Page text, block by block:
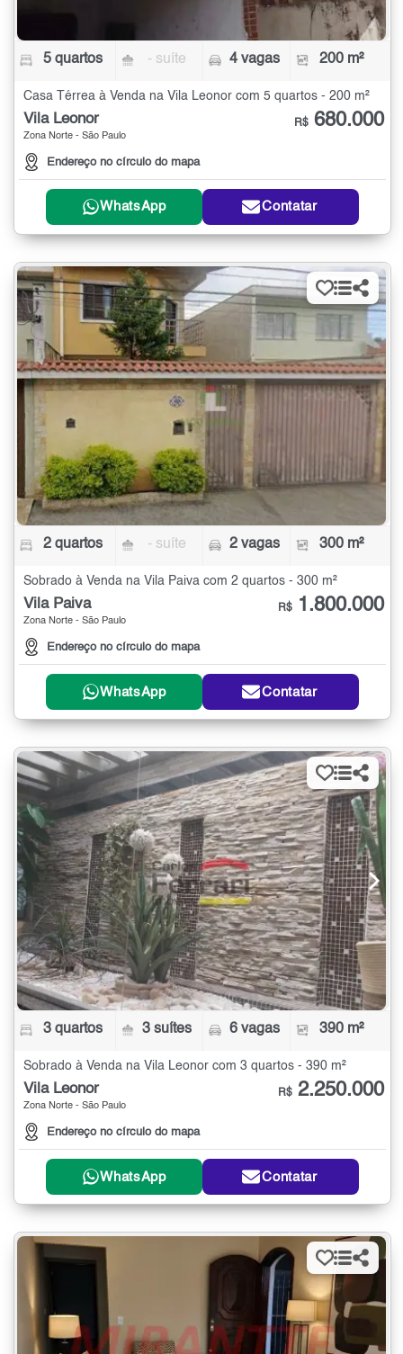
5 quartos - suíte 4 vagas 200 m²
Casa Térrea à Venda na Vila Leonor com 5 quartos - 200 m²
Vila Leonor
Zona Norte - São Paulo
Endereço no círculo do mapa
R$ 680.000
WhatsApp Contatar
2 quartos - suíte 2 vagas 300 m²
Sobrado à Venda na Vila Paiva com 2 quartos - 300 m²
Vila Paiva
Zona Norte - São Paulo
Endereço no círculo do mapa
R$ 1.800.000
WhatsApp Contatar
3 quartos 3 suítes 6 vagas 390 m²
Sobrado à Venda na Vila Leonor com 3 quartos - 390 m²
Vila Leonor
Zona Norte - São Paulo
Endereço no círculo do mapa
R$ 2.250.000
WhatsApp Contatar